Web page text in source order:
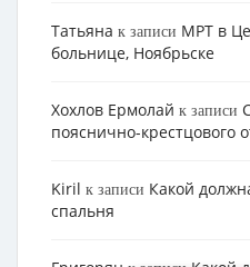
Татьяна к записи МРТ в
больнице, Ноябрьске
Хохлов Ермолай к записи
пояснично-крестцового
Kiril к записи Какой
спальня